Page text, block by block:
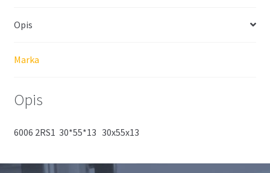
Opis
Marka
Opis
6006 2RS1 30*55*13 30x55x13